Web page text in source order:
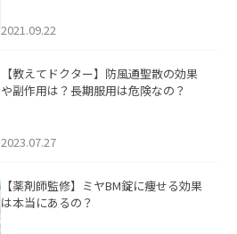
2021.09.22
【教えてドクター】防風通聖散の効果
や副作用は？長期服用は危険なの？
2023.07.27
【薬剤師監修】ミヤBM錠に痩せる効果
は本当にあるの？